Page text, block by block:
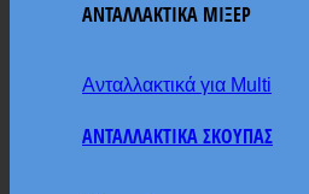
ΑΝΤΑΛΛΑΚΤΙΚΑ ΜΙΞΕΡ
Ανταλλακτικά για Multi
ΑΝΤΑΛΛΑΚΤΙΚΑ ΣΚΟΥΠΑΣ